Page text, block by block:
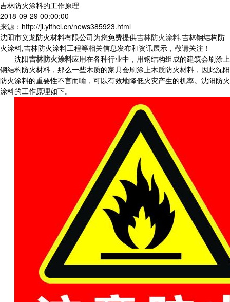
吉林防火涂料的工作原理
2018-09-29 00:00:00
来源：http://jl.ylfhcl.cn/news385923.html
沈阳市义龙防火材料有限公司为您免费提供吉林防火涂料,吉林钢结构防
火涂料,吉林防火涂料工程等相关信息发布和资讯展示，敬请关注！
沈阳吉林防火涂料应用在各种行业中，用钢结构组成的建筑会刷涂上
钢结构防火材料，那么一些木质的家具会刷涂上木质防火材料，因此沈阳
防火涂料的重要性不言而喻，可以有效地降低火灾产生的机率。沈阳防火
涂料的工作原理如下。